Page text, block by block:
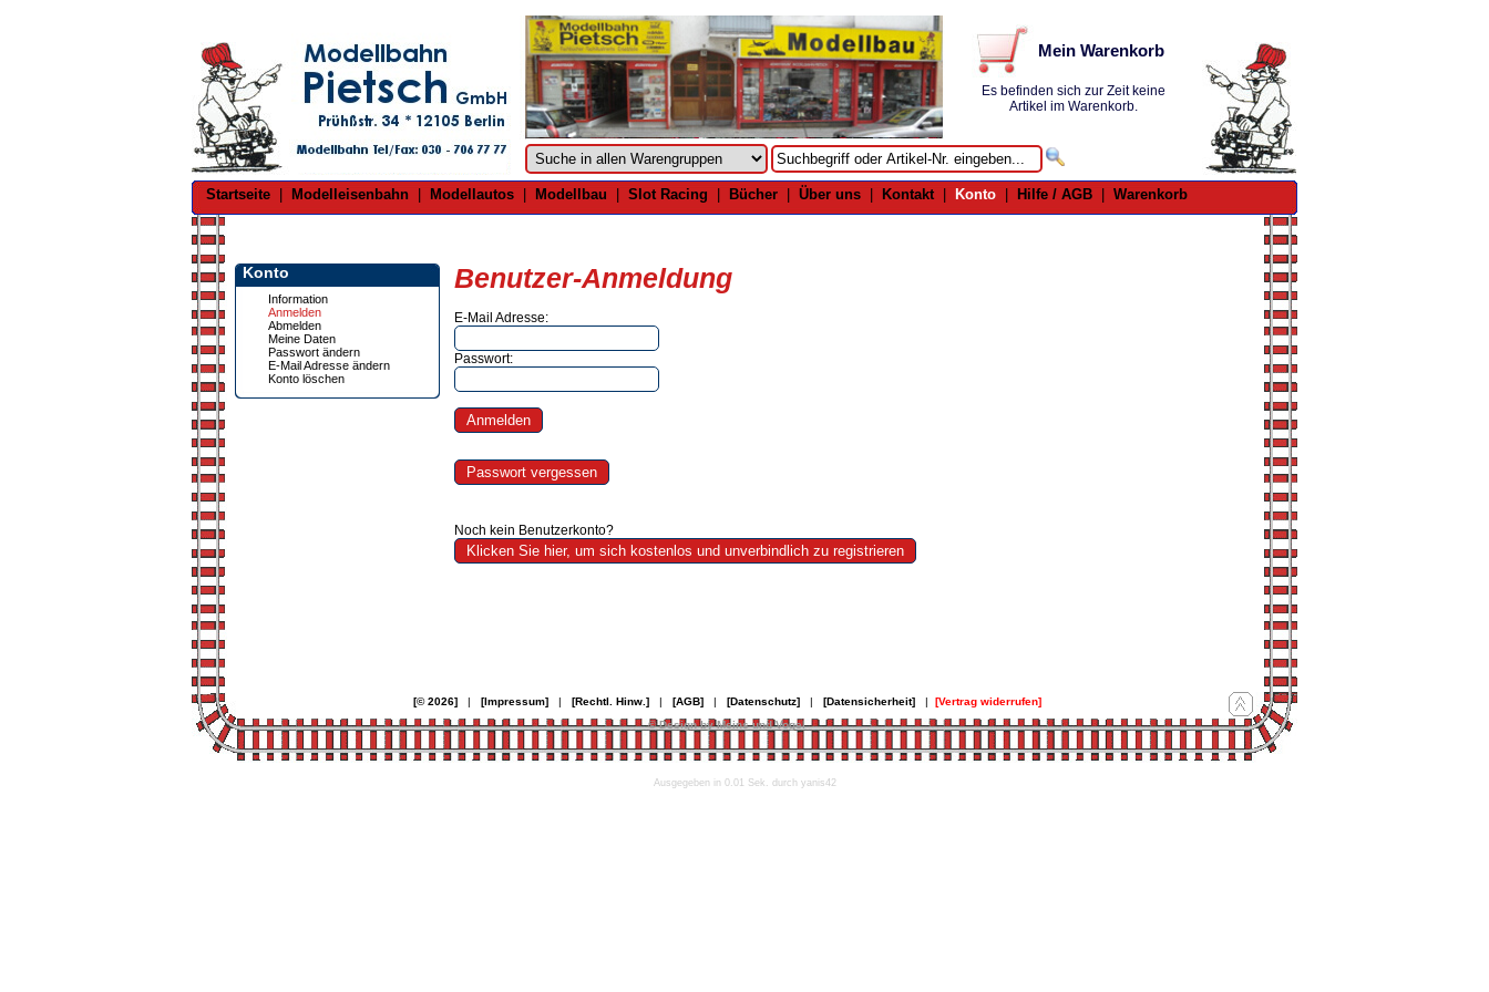
Mein Warenkorb
Es befinden sich zur Zeit keine
Artikel im Warenkorb.
Startseite Modelleisenbahn Modellautos Modellbau Slot Racing Bücher Über uns Kontakt| Konto Hilfe / AGB Warenkorb
Konto
Information
Anmelden
Abmelden
Meine Daten
Passwort ändern
E-Mail Adresse ändern
Konto löschen
Benutzer-Anmeldung
E-Mail Adresse:
Passwort:
Noch kein Benutzerkonto?
[© 2026]| [Impressum]| [Rechtl. Hinw.]| [AGB]| [Datenschutz]| [Datensicherheit]| [Vertrag widerrufen]
© Design by Meins und Vogel
Ausgegeben in 0.01 Sek. durch yanis42